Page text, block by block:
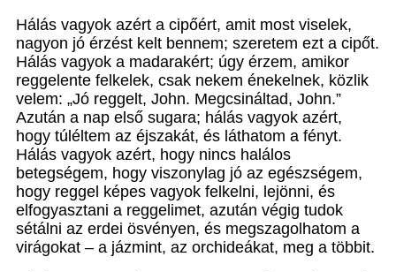
Hálás vagyok azért a cipőért, amit most viselek,
nagyon jó érzést kelt bennem; szeretem ezt a cipőt.
Hálás vagyok a madarakért; úgy érzem, amikor
reggelente felkelek, csak nekem énekelnek, közlik
velem: „Jó reggelt, John. Megcsináltad, John.”
Azután a nap első sugara; hálás vagyok azért,
hogy túléltem az éjszakát, és láthatom a fényt.
Hálás vagyok azért, hogy nincs halálos
betegségem, hogy viszonylag jó az egészségem,
hogy reggel képes vagyok felkelni, lejönni, és
elfogyasztani a reggelimet, azután végig tudok
sétálni az erdei ösvényen, és megszagolhatom a
virágokat – a jázmint, az orchideákat, meg a többit.